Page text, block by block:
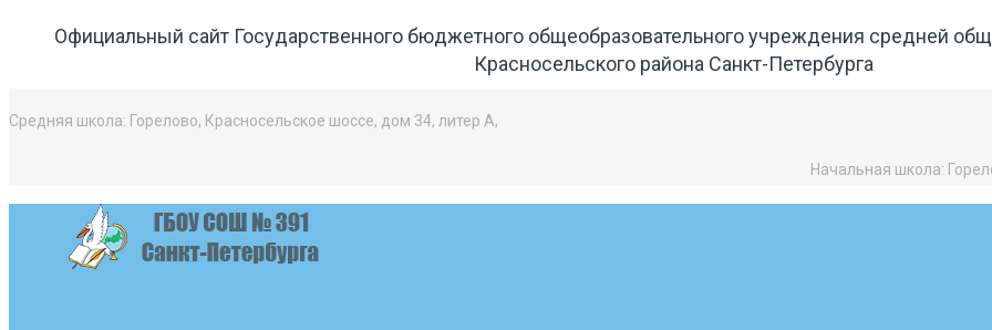
Официальный сайт Государственного бюджетного общеобразовательного учреждения средней
Красносельского района Санкт-Петербурга
Средняя школа: Горелово, Красносельское шоссе, дом 34, литер А,
Начальная школа: